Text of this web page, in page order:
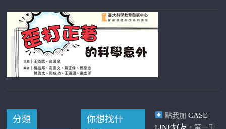
分類
你想找什
點我加 CASE